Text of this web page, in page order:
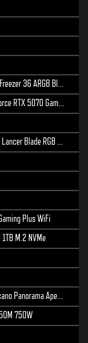
Chłodzenie CPU ARCTIC Freezer 36 ARGB Black
Karta graficzna MSI GeForce RTX 5070 Gaming Trio OC 12GB DLSS 4.5 GDDR7
Pamięć RAM ADATA XPG Lancer Blade RGB 32GB (2x16GB) 6400MHz
Plus WiFi
M.2 NVMe
Obudowa MODECOM Volcano Panorama Apex ARGB 7F Midi Grey
750W